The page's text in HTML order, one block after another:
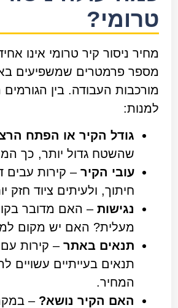
טרומי?
מחיר ניסור קיר טרומי אינו
מספר פרמטרים שמשפיעים
מורכבות העבודה. בין הגורמים
למנות:
גודל הקיר או הפתח
שהשטח גדול יותר, כך
עובי הקיר – קירות עבים
חיתוך, ולעיתים ציוד חזק
נגישות – האם מדובר
מעלית? האם יש מקום
תנאים באתר – קירות עם
תנאים בעייתיים עשויים
המחיר.
האם הקיר נושא? –